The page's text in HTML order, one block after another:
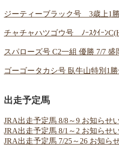
ジーティーブラック号 3歳上1
チャチャハツゴウ号 ﾉｰｽｸｲｰﾝ
スパローズ号 C2一組 優勝 7/7 盛
ゴーゴータカシ号 臥牛山特別1
出走予定馬
JRA出走予定馬 8/8～9 お知らせ
JRA出走予定馬 8/1～2 お知らせ
JRA出走予定馬 7/25～26 お知ら